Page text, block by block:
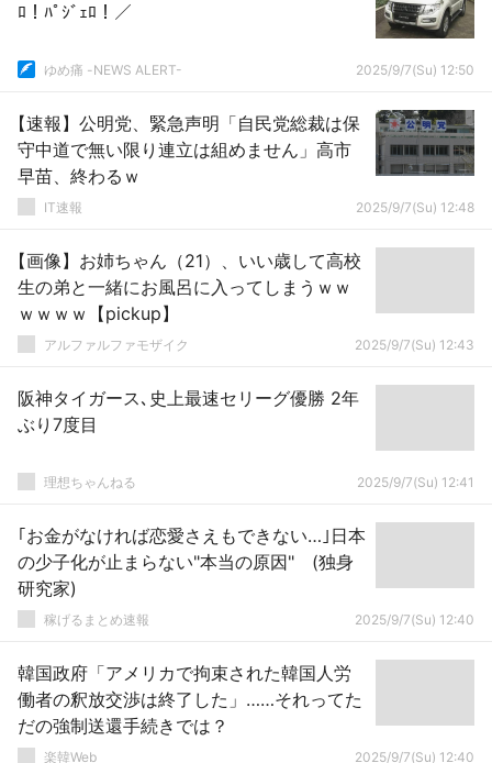
ﾛ！ﾊﾟｼﾞｪﾛ！／
ゆめ痛 -NEWS ALERT- 2025/9/7(Su) 12:50
【速報】公明党、緊急声明「自民党総裁は保
守中道で無い限り連立は組めません」高市
早苗、終わるｗ
IT速報 2025/9/7(Su) 12:48
【画像】お姉ちゃん（21）、いい歳して高校
生の弟と一緒にお風呂に入ってしまうｗｗ
ｗｗｗｗ【pickup】
アルファルファモザイク 2025/9/7(Su) 12:43
阪神タイガース､史上最速セリーグ優勝 2年
ぶり7度目
理想ちゃんねる 2025/9/7(Su) 12:41
｢お金がなければ恋愛さえもできない…｣日本
の少子化が止まらない"本当の原因" (独身
研究家)
稼げるまとめ速報 2025/9/7(Su) 12:40
韓国政府「アメリカで拘束された韓国人労
働者の釈放交渉は終了した」……それってた
だの強制送還手続きでは？
楽韓Web 2025/9/7(Su) 12:40